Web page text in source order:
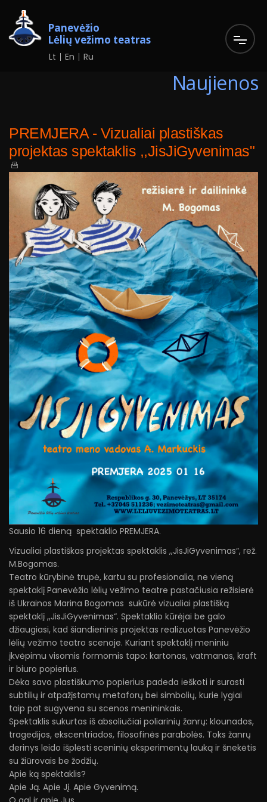
Panevėžio
Lėlių vežimo teatras
Lt En Ru
Naujienos
PREMJERA - Vizualiai plastiškas
projektas spektaklis ,,JisJiGyvenimas"
Sausio 16 dieną spektaklio PREMJERA.
Vizualiai plastiškas projektas spektaklis ,,JisJiGyvenimas“, rež.
M.Bogomas.
Teatro kūrybinė trupė, kartu su profesionalia, ne vieną
spektaklį Panevėžio lėlių vežimo teatre pastačiusia režisierė
iš Ukrainos Marina Bogomas sukūrė vizualiai plastišką
spektaklį ,,JisJiGyvenimas“. Spektaklio kūrėjai be galo
džiaugiasi, kad šiandieninis projektas realizuotas Panevėžio
lėlių vežimo teatro scenoje. Kuriant spektaklį meniniu
įkvėpimu visomis formomis tapo: kartonas, vatmanas, kraft
ir biuro popierius.
Dėka savo plastiškumo popierius padeda ieškoti ir surasti
subtilių ir atpažįstamų metaforų bei simbolių, kurie lygiai
taip pat sugyvena su scenos menininkais.
Spektaklis sukurtas iš absoliučiai poliarinių žanrų: klounados,
tragedijos, ekscentriados, filosofinės parabolės. Toks žanrų
derinys leido išplėsti sceninių eksperimentų lauką ir šnekėtis
su žiūrovais be žodžių.
Apie ką spektaklis?
Apie Ją. Apie Jį. Apie Gyvenimą.